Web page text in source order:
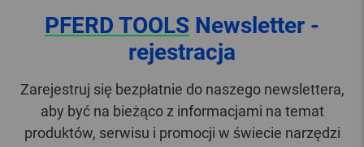
PFERD TOOLS Newsletter -
rejestracja
Zarejestruj się bezpłatnie do naszego newslettera,
aby być na bieżąco z informacjami na temat
produktów, serwisu i promocji w świecie narzędzi